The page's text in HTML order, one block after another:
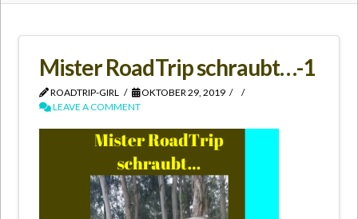
Mister RoadTrip schraubt…-1
ROADTRIP-GIRL
OKTOBER 29, 2019
LEAVE A COMMENT